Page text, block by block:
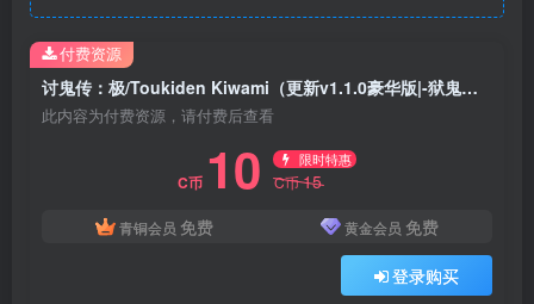
讨鬼传：极/Toukiden Kiwami（更新v1.1.0豪华版|-狱鬼漩涡-桜花斩魔+全DLC）
此内容为付费资源，请付费后查看
C币 10 限时特惠
C币15
青铜会员 免费 黄金会员 免费
登录购买
付费资源